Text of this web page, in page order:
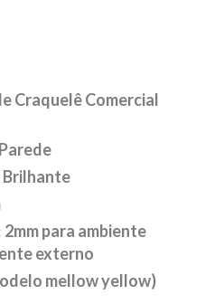
Craquelê Comercial
Parede
Brilhante
2mm para ambiente
externo
mellow yellow)